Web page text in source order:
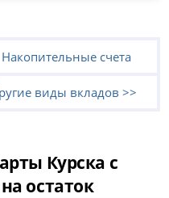
Накопительные счета
виды вкладов >>
Курска с
остаток